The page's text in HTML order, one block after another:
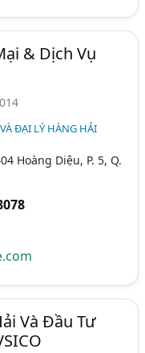
& Dịch Vụ
ĐẠI LÝ HÀNG HẢI
Hoàng Diệu, P. 5, Q.
Và Đầu Tư